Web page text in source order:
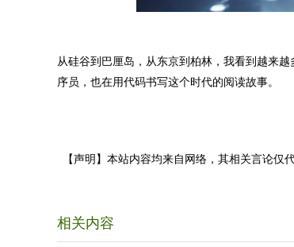
从硅谷到巴厘岛，从东京到柏林，我看到越来
序员，也在用代码书写这个时代的阅读故事。
【声明】本站内容均来自网络，其相关言论
相关内容